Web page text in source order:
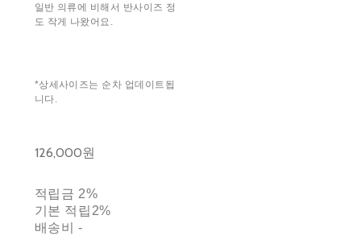
일반 의류에 비해서 반사이즈 정
도 작게 나왔어요.
*상세사이즈는 순차 업데이트됩
니다.
126,000원
적립금 2%
기본 적립 2%
배송비-